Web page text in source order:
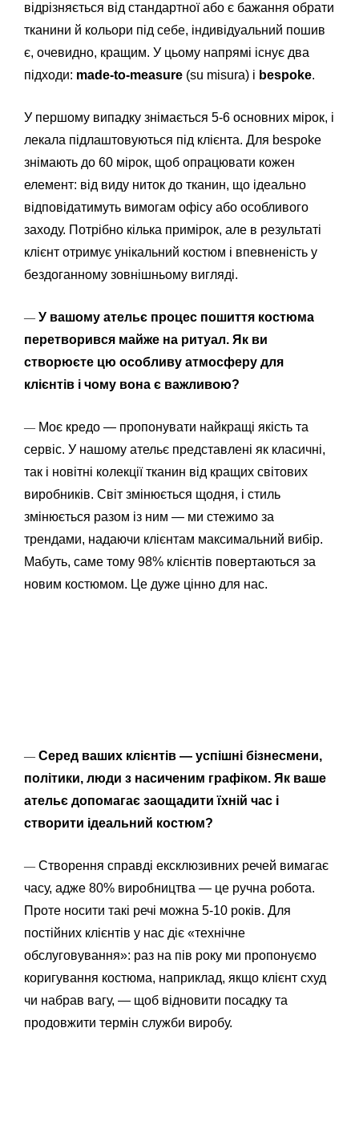
відрізняється від стандартної або є бажання обрати
тканини й кольори під себе, індивідуальний пошив
є, очевидно, кращим. У цьому напрямі існує два
підходи: made-to-measure (su misura) і bespoke.
У першому випадку знімається 5-6 основних мірок, і
лекала підлаштовуються під клієнта. Для bespoke
знімають до 60 мірок, щоб опрацювати кожен
елемент: від виду ниток до тканин, що ідеально
відповідатимуть вимогам офісу або особливого
заходу. Потрібно кілька примірок, але в результаті
клієнт отримує унікальний костюм і впевненість у
бездоганному зовнішньому вигляді.
— У вашому ательє процес пошиття костюма
перетворився майже на ритуал. Як ви
створюєте цю особливу атмосферу для
клієнтів і чому вона є важливою?
— Моє кредо — пропонувати найкращі якість та
сервіс. У нашому ательє представлені як класичні,
так і новітні колекції тканин від кращих світових
виробників. Світ змінюється щодня, і стиль
змінюється разом із ним — ми стежимо за
трендами, надаючи клієнтам максимальний вибір.
Мабуть, саме тому 98% клієнтів повертаються за
новим костюмом. Це дуже цінно для нас.
— Серед ваших клієнтів — успішні бізнесмени,
політики, люди з насиченим графіком. Як ваше
ательє допомагає заощадити їхній час і
створити ідеальний костюм?
— Створення справді ексклюзивних речей вимагає
часу, адже 80% виробництва — це ручна робота.
Проте носити такі речі можна 5-10 років. Для
постійних клієнтів у нас діє «технічне
обслуговування»: раз на пів року ми пропонуємо
коригування костюма, наприклад, якщо клієнт схуд
чи набрав вагу, — щоб відновити посадку та
продовжити термін служби виробу.